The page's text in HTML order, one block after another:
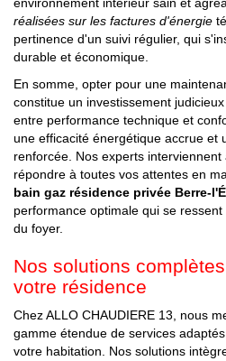
environnement intérieur sain et
réalisées sur les factures d'énergie
pertinence d'un suivi régulier, qui
durable et économique.
En somme, opter pour une
constitue un investissement
entre performance technique et
une efficacité énergétique accrue et
renforcée. Nos experts
répondre à toutes vos attentes en
bain gaz résidence privée Berre-
performance optimale qui se
du foyer.
Nos solutions
votre résidence
Chez ALLO CHAUDIERE 13, nous
gamme étendue de services
votre habitation. Nos solutions